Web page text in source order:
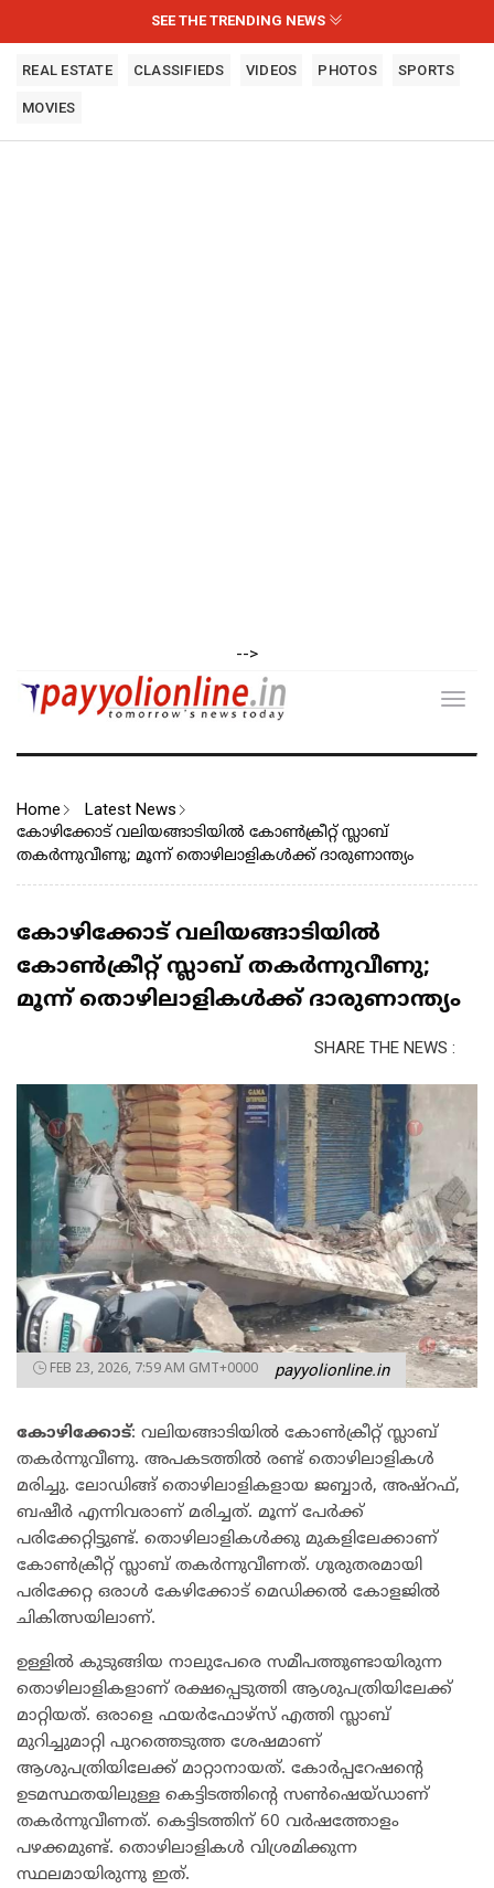
SEE THE TRENDING NEWS
REAL ESTATE CLASSIFIEDS VIDEOS PHOTOS SPORTS
MOVIES
-->
Home Latest News
കോഴിക്കോട് വലിയങ്ങാടിയിൽ കോൺക്രീറ്റ് സ്ലാബ്
തകർന്നുവീണു; മൂന്ന് തൊഴിലാളികൾക്ക് ദാരുണാന്ത്യം
കോഴിക്കോട് വലിയങ്ങാടിയിൽ
കോൺക്രീറ്റ് സ്ലാബ് തകർന്നുവീണു;
മൂന്ന് തൊഴിലാളികൾക്ക് ദാരുണാന്ത്യം
SHARE THE NEWS :
FEB 23, 2026, 7:59 AM GMT+0000 payyolionline.in
കോഴിക്കോട്: വലിയങ്ങാടിയിൽ കോൺക്രീറ്റ് സ്ലാബ്
തകർന്നുവീണു. അപകടത്തിൽ രണ്ട് തൊഴിലാളികൾ
മരിച്ചു. ലോഡിങ്ങ് തൊഴിലാളികളായ ജബ്ബാർ, അഷ്റഫ്,
ബഷീർ എന്നിവരാണ് മരിച്ചത്. മൂന്ന് പേർക്ക്
പരിക്കേറ്റിട്ടുണ്ട്. തൊഴിലാളികൾക്കു മുകളിലേക്കാണ്
കോൺക്രീറ്റ് സ്ലാബ് തകർന്നുവീണത്. ഗുരുതരമായി
പരിക്കേറ്റ ഒരാൾ കേഴിക്കോട് മെഡിക്കൽ കോളജിൽ
ചികിത്സയിലാണ്.
ഉള്ളിൽ കുടുങ്ങിയ നാലുപേരെ സമീപത്തുണ്ടായിരുന്ന
തൊഴിലാളികളാണ് രക്ഷപ്പെടുത്തി ആശുപത്രിയിലേക്ക്
മാറ്റിയത്. ഒരാളെ ഫയർഫോഴ്‌സ് എത്തി സ്ലാബ്
മുറിച്ചുമാറ്റി പുറത്തെടുത്ത ശേഷമാണ്
ആശുപത്രിയിലേക്ക് മാറ്റാനായത്. കോർപ്പറേഷന്റെ
ഉടമസ്ഥതയിലുള്ള കെട്ടിടത്തിന്റെ സൺഷെയ്ഡാണ്
തകർന്നുവീണത്. കെട്ടിടത്തിന് 60 വർഷത്തോളം
പഴക്കമുണ്ട്. തൊഴിലാളികൾ വിശ്രമിക്കുന്ന
സ്ഥലമായിരുന്നു ഇത്.